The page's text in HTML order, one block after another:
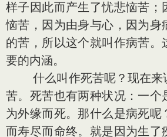
样子因此而产生了忧悲恼苦；
恼苦，因为由身与心，因为身
的苦，所以这个就叫作病苦。
要的内涵。
什么叫作死苦呢？现在来
苦。死苦也有两种状况：一个
为外缘而死。那什么是病死呢
而寿尽而命终。就是因为生了